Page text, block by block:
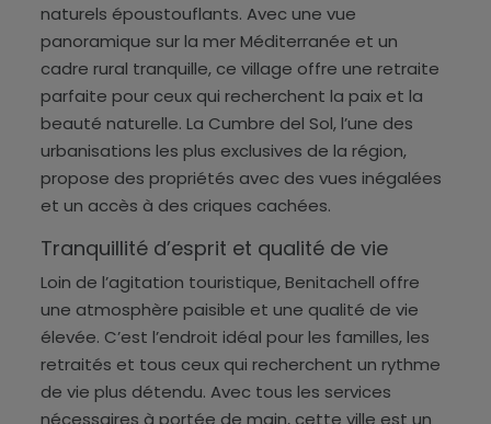
naturels époustouflants. Avec une vue
panoramique sur la mer Méditerranée et un
cadre rural tranquille, ce village offre une retraite
parfaite pour ceux qui recherchent la paix et la
beauté naturelle. La Cumbre del Sol, l’une des
urbanisations les plus exclusives de la région,
propose des propriétés avec des vues inégalées
et un accès à des criques cachées.
Tranquillité d’esprit et qualité de vie
Loin de l’agitation touristique, Benitachell offre
une atmosphère paisible et une qualité de vie
élevée. C’est l’endroit idéal pour les familles, les
retraités et tous ceux qui recherchent un rythme
de vie plus détendu. Avec tous les services
nécessaires à portée de main, cette ville est un